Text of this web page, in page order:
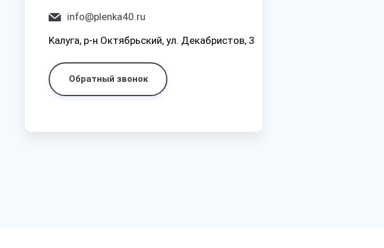
info@plenka40.ru
Kaлyгa, p-н Oктябpьcкий, yл. Дeкaбpиcтoв, 3
Обратный звонок